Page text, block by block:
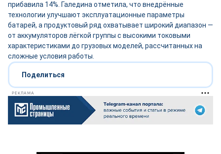
прибавила 14%. Галедина отметила, что внедрённые
технологии улучшают эксплуатационные параметры
батарей, а продуктовый ряд охватывает широкий диапазон —
от аккумуляторов лёгкой группы с высокими токовыми
характеристиками до грузовых моделей, рассчитанных на
сложные условия работы.
Поделиться
РЕКЛАМА